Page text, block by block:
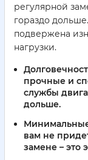
регулярной
гораздо
подвержена
нагрузки.
прочные и
службы
дольше.
вам не
замене – это